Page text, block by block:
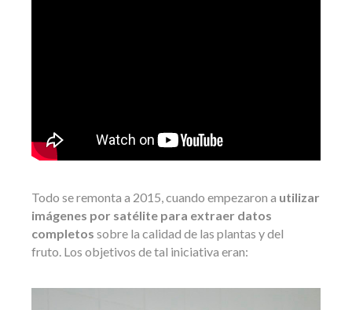
Todo se remonta a 2015, cuando empezaron a utilizar
imágenes por satélite para extraer datos
completos sobre la calidad de las plantas y del
fruto. Los objetivos de tal iniciativa eran: